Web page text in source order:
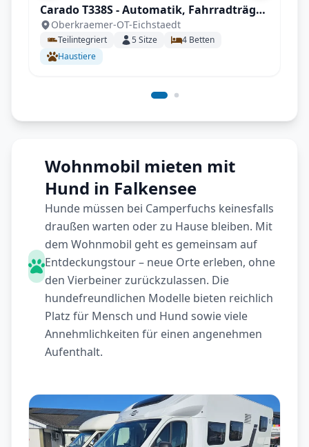
Carado T338S - Automatik, Fahrradträger,
inkl. Sonderzubehör
Oberkraemer-OT-Eichstaedt
Teilintegriert 5Sitze 4 Betten
Haustiere
Wohnmobil mieten mit
Hund in Falkensee
Hunde müssen bei Camperfuchs keinesfalls
draußen warten oder zu Hause bleiben. Mit
dem Wohnmobil geht es gemeinsam auf
Entdeckungstour – neue Orte erleben, ohne
den Vierbeiner zurückzulassen. Die
hundefreundlichen Modelle bieten reichlich
Platz für Mensch und Hund sowie viele
Annehmlichkeiten für einen angenehmen
Aufenthalt.